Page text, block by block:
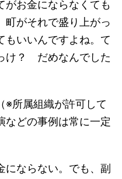
がお金にならなくても
町がそれで盛り上がっ
もいいんですよね。て
け？ だめなんでした
※所属組織が許可して
などの事例は常に一定
にならない。でも、副